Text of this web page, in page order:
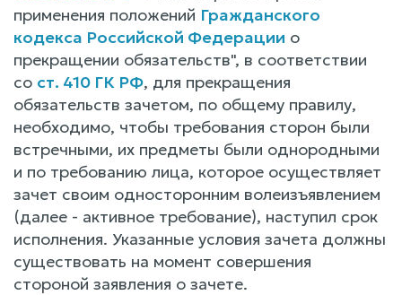
применения положений Гражданского
кодекса Российской Федерации о
прекращении обязательств", в соответствии
со ст. 410 ГК РФ, для прекращения
обязательств зачетом, по общему правилу,
необходимо, чтобы требования сторон были
встречными, их предметы были однородными
и по требованию лица, которое осуществляет
зачет своим односторонним волеизъявлением
(далее - активное требование), наступил срок
исполнения. Указанные условия зачета должны
существовать на момент совершения
стороной заявления о зачете.